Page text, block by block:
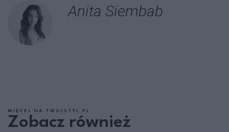
Anita Siembab
WIĘCEJ NA TWOJSTYL.PL
Zobacz również